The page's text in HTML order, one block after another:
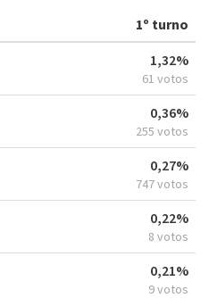
1º turno
1,32%
61 votos
0,36%
255 votos
0,27%
747 votos
0,22%
8 votos
0,21%
9 votos